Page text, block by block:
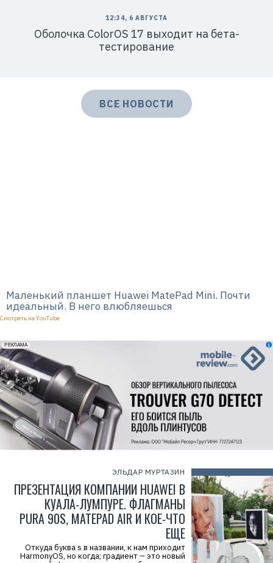
ЭЛЬДАР МУРТАЗИН
ПРЕЗЕНТАЦИЯ КОМПАНИИ HUAWEI В
КУАЛА-ЛУМПУРЕ. ФЛАГМАНЫ
PURA 90S, MATEPAD AIR И КОЕ-ЧТО
ЕЩЕ
Откуда буква s в названии, к нам приходит
HarmonyOS, но когда; градиент – это новый
Р
е
к
л
а
м
а
.
12:34, 6 АВГУСТА
Оболочка ColorOS 17 выходит на бета-
тестирование
ВСЕ НОВОСТИ
Маленький планшет Huawei MatePad Mini. Почти
идеальный. В него влюбляешься
Смотреть на YouTube
erid: 2VfnxxmNzs5
РЕКЛАМА